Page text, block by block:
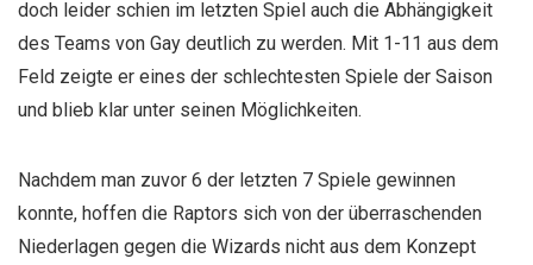
doch leider schien im letzten Spiel auch die Abhängigkeit
des Teams von Gay deutlich zu werden. Mit 1-11 aus dem
Feld zeigte er eines der schlechtesten Spiele der Saison
und blieb klar unter seinen Möglichkeiten.
Nachdem man zuvor 6 der letzten 7 Spiele gewinnen
konnte, hoffen die Raptors sich von der überraschenden
Niederlagen gegen die Wizards nicht aus dem Konzept